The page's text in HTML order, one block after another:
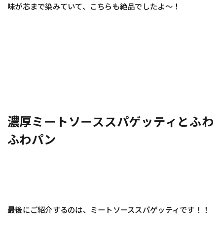
味が芯まで染みていて、こちらも絶品でしたよ〜！
濃厚ミートソーススパゲッティとふわ
ふわパン
最後にご紹介するのは、ミートソーススパゲッティです！！